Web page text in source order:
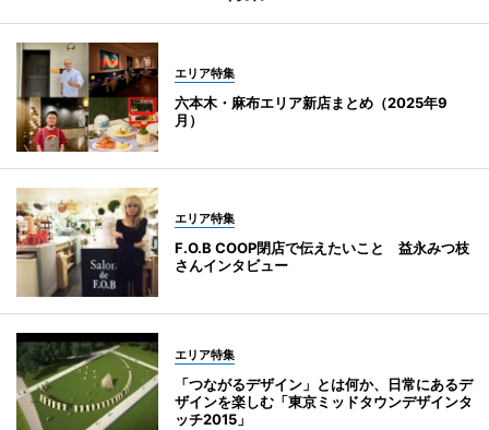
エリア特集
六本木・麻布エリア新店まとめ（2025年9
月）
エリア特集
F.O.B COOP閉店で伝えたいこと 益永みつ枝
さんインタビュー
エリア特集
「つながるデザイン」とは何か、日常にあるデ
ザインを楽しむ「東京ミッドタウンデザインタ
ッチ2015」